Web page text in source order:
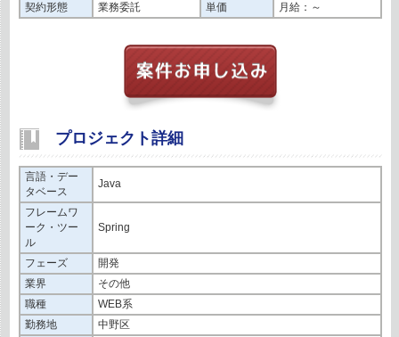
契約形態 業務委託 単価 月給：～
プロジェクト詳細
言語・デー
タベース
Java
フレームワ
ーク・ツー
ル
Spring
フェーズ
開発
業界
その他
職種
WEB系
勤務地
中野区